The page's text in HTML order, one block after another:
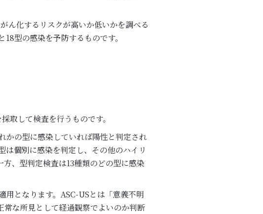
ん化するリスクが高いか低いかを調べる
型の感染を予防するものです。
取して検査を行うものです。
かの型に感染していれば陽性と判定され
個別に感染を判定し、その他のハイリ
、型判定検査は13種類のどの型に感染
用となります。ASC-USとは「意義不明
な所見として経過観察でよいのか判断